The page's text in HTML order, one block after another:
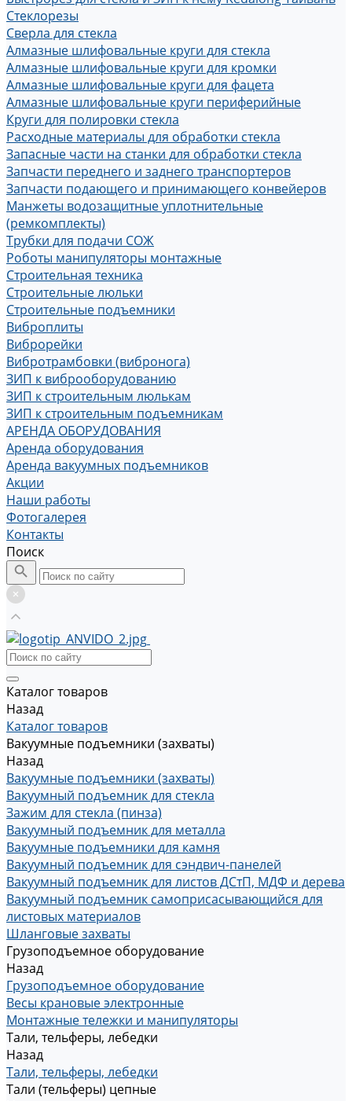
Стеклорезы
Сверла для стекла
Алмазные шлифовальные круги для стекла
Алмазные шлифовальные круги для кромки
Алмазные шлифовальные круги для фацета
Алмазные шлифовальные круги периферийные
Круги для полировки стекла
Расходные материалы для обработки стекла
Запасные части на станки для обработки стекла
Запчасти переднего и заднего транспортеров
Запчасти подающего и принимающего конвейеров
Манжеты водозащитные уплотнительные
(ремкомплекты)
Трубки для подачи СОЖ
Роботы манипуляторы монтажные
Строительная техника
Строительные люльки
Строительные подъемники
Виброплиты
Виброрейки
Вибротрамбовки (вибронога)
ЗИП к виброоборудованию
ЗИП к строительным люлькам
ЗИП к строительным подъемникам
АРЕНДА ОБОРУДОВАНИЯ
Аренда оборудования
Аренда вакуумных подъемников
Акции
Наши работы
Фотогалерея
Контакты
Поиск
Каталог товаров
Назад
Каталог товаров
Вакуумные подъемники (захваты)
Назад
Вакуумные подъемники (захваты)
Вакуумный подъемник для стекла
Зажим для стекла (пинза)
Вакуумный подъемник для металла
Вакуумные подъемники для камня
Вакуумный подъемник для сэндвич-панелей
Вакуумный подъемник для листов ДСтП, МДФ и дерева
Вакуумный подъемник самоприсасывающийся для
листовых материалов
Шланговые захваты
Грузоподъемное оборудование
Назад
Грузоподъемное оборудование
Весы крановые электронные
Монтажные тележки и манипуляторы
Тали, тельферы, лебедки
Назад
Тали, тельферы, лебедки
Тали (тельферы) цепные